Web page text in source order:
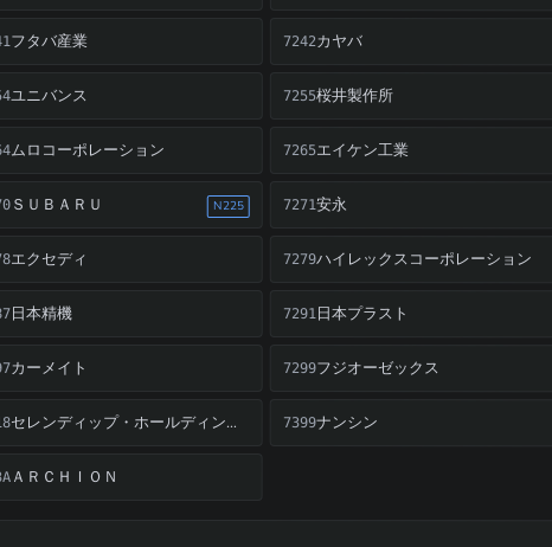
フタバ産業 7242カヤバ
ユニバンス 7255桜井製作所
ムロコーポレーション 7265エイケン工業
ＳＵＢＡＲＵ N225 7271安永
エクセディ 7279ハイレックスコーポレーション
日本精機 7291日本プラスト
カーメイト 7299フジオーゼックス
セレンディップ・ホールディングス 7399ナンシン
ＡＲＣＨＩＯＮ